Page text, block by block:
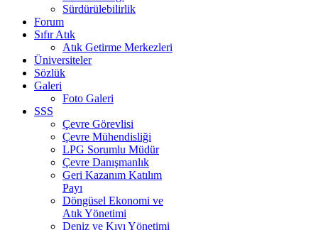
Sürdürülebilirlik
Forum
Sıfır Atık
Atık Getirme Merkezleri
Üniversiteler
Sözlük
Galeri
Foto Galeri
SSS
Çevre Görevlisi
Çevre Mühendisliği
LPG Sorumlu Müdür
Çevre Danışmanlık
Geri Kazanım Katılım
Payı
Döngüsel Ekonomi ve
Atık Yönetimi
Deniz ve Kıyı Yönetimi